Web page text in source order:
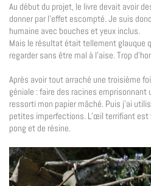
Au début du projet, le livre devait avoir
donner par l’effet escompté. Je suis
humaine avec bouches et yeux inclus.
Mais le résultat était tellement glauque
regarder sans être mal à l’aise. Trop
Après avoir tout arraché une troisième
géniale : faire des racines emprisonnant
ressorti mon papier mâché. Puis j’ai
petites imperfections. L’œil terrifiant est
pong et de résine.